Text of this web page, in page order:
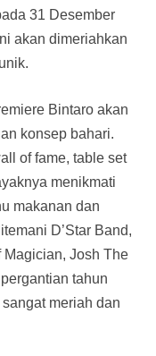
31 Desember
akan dimeriahkan
Bintaro akan
konsep bahari.
of fame, table set
menikmati
makanan dan
D’Star Band,
Magician, Josh The
tahun
meriah dan